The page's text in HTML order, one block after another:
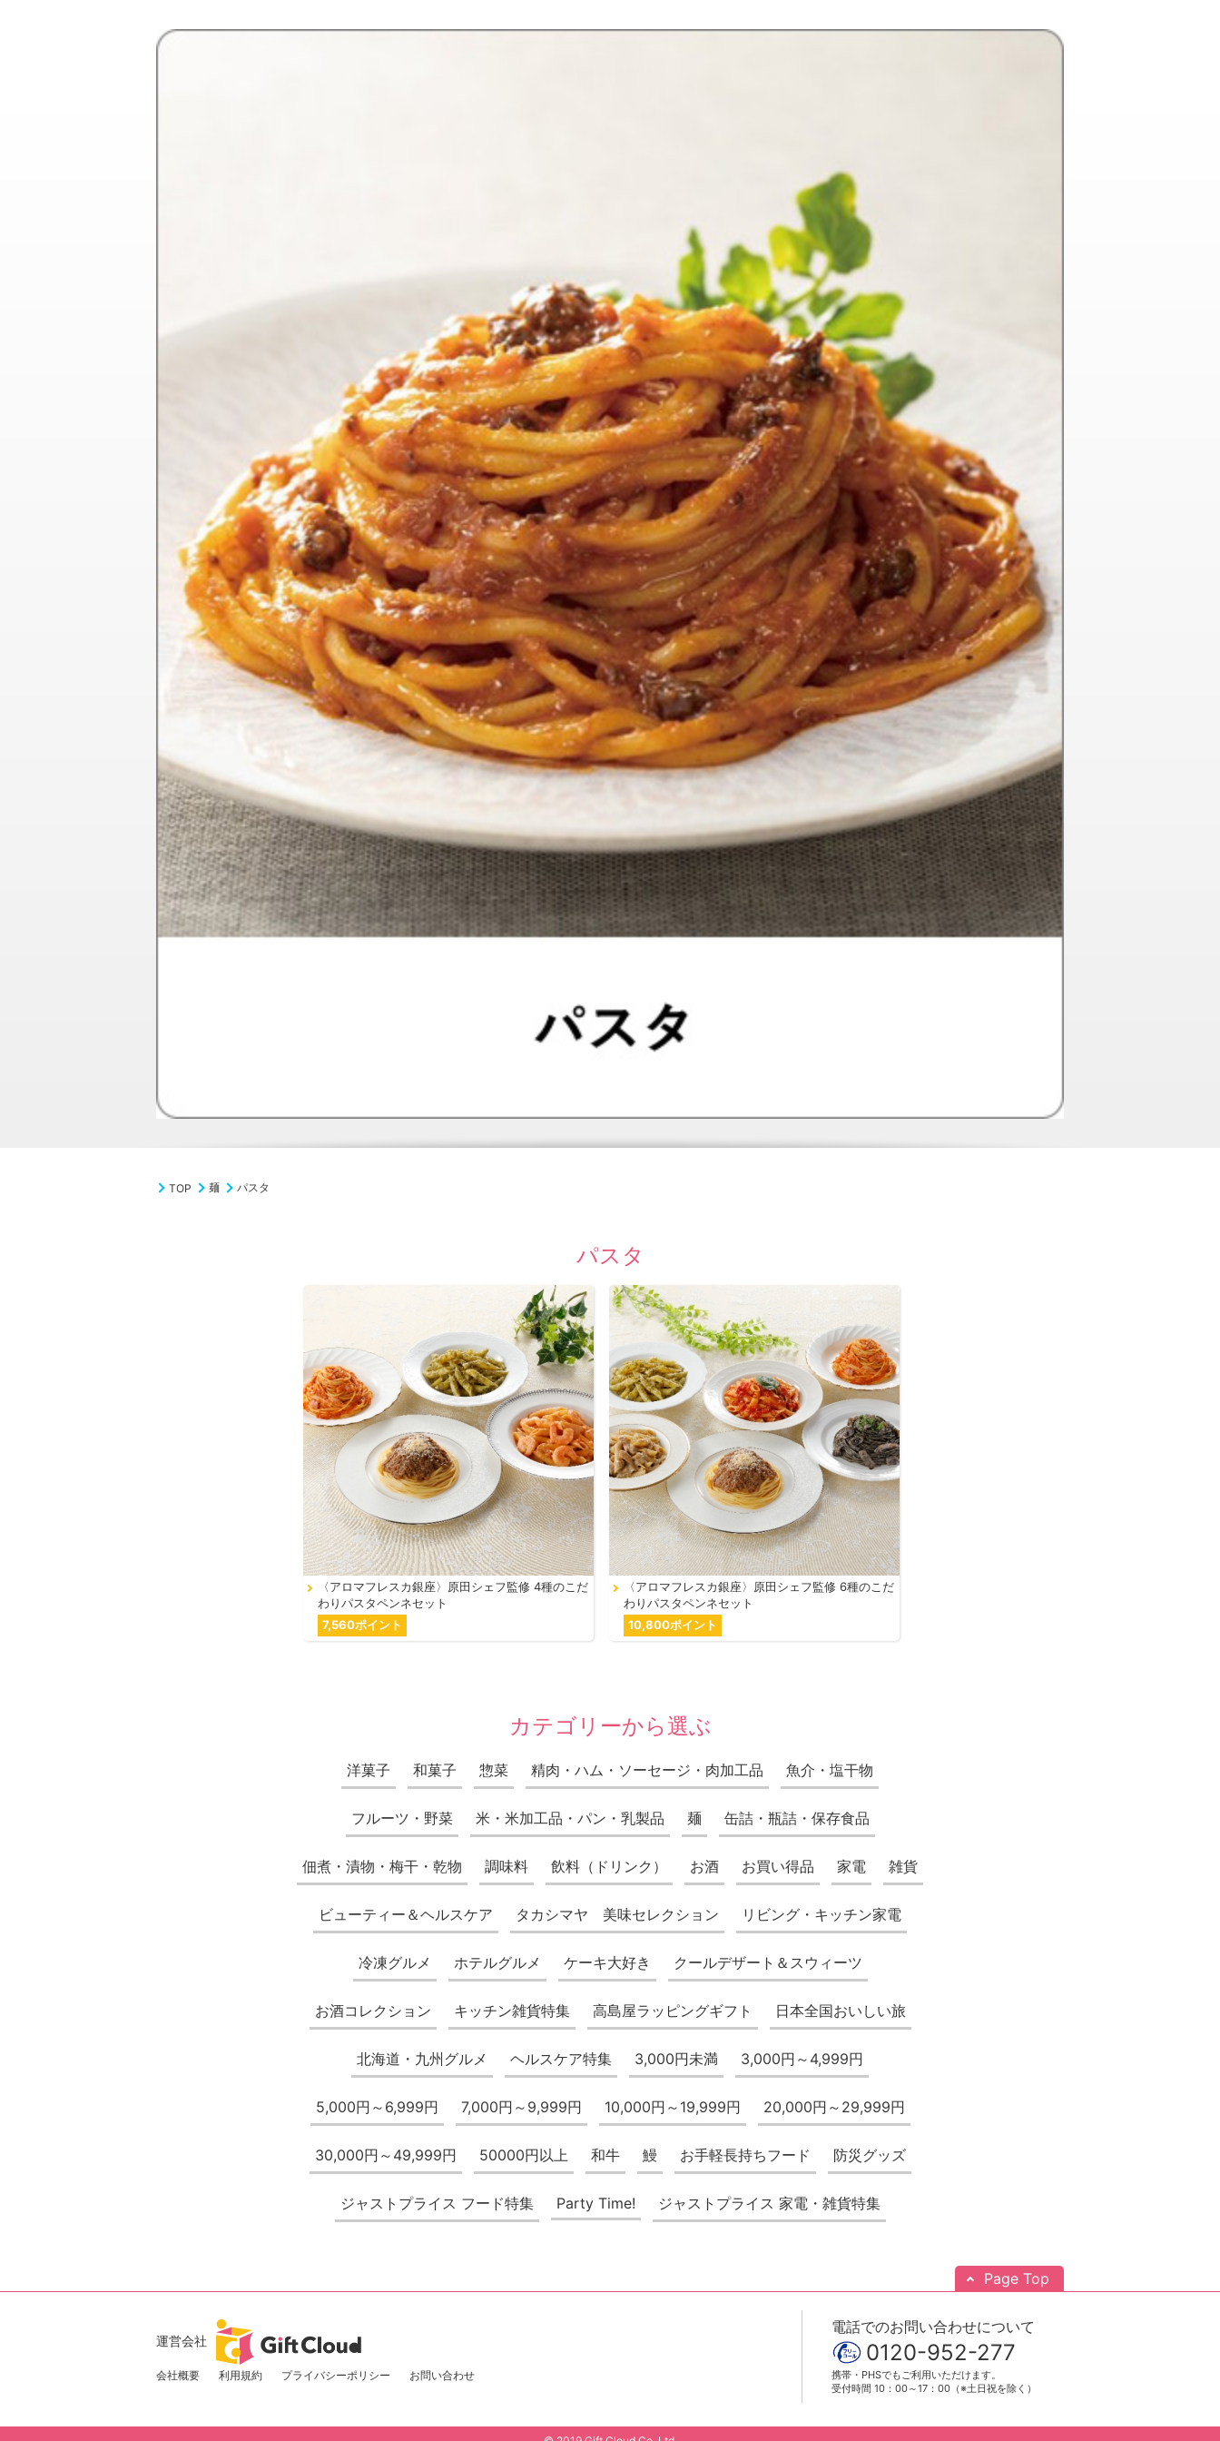
TOP 麺 パスタ
パスタ
〈アロマフレスカ銀座〉原田シェフ監修 4種のこだ
わりパスタペンネセット
7,560ポイント
〈アロマフレスカ銀座〉原田シェフ監修 6種のこだ
わりパスタペンネセット
10,800ポイント
カテゴリーから選ぶ
洋菓子 和菓子 惣菜 精肉・ハム・ソーセージ・肉加工品 魚介・塩干物
フルーツ・野菜 米・米加工品・パン・乳製品 麺 缶詰・瓶詰・保存食品
佃煮・漬物・梅干・乾物 調味料 飲料（ドリンク） お酒 お買い得品 家電 雑貨
ビューティー＆ヘルスケア タカシマヤ 美味セレクション リビング・キッチン家電
冷凍グルメ ホテルグルメ ケーキ大好き クールデザート＆スウィーツ
お酒コレクション キッチン雑貨特集 高島屋ラッピングギフト 日本全国おいしい旅
北海道・九州グルメ ヘルスケア特集 3,000円未満 3,000円～4,999円
5,000円～6,999円 7,000円～9,999円 10,000円～19,999円 20,000円～29,999円
30,000円～49,999円 50000円以上 和牛 鰻 お手軽長持ちフード 防災グッズ
ジャストプライス フード特集 Party Time! ジャストプライス 家電・雑貨特集
Page Top
会社概要 利用規約 プライバシーポリシー お問い合わせ
運営会社
電話でのお問い合わせについて
0120-952-277
携帯・PHSでもご利用いただけます。
受付時間 10：00～17：00（※土日祝を除く）